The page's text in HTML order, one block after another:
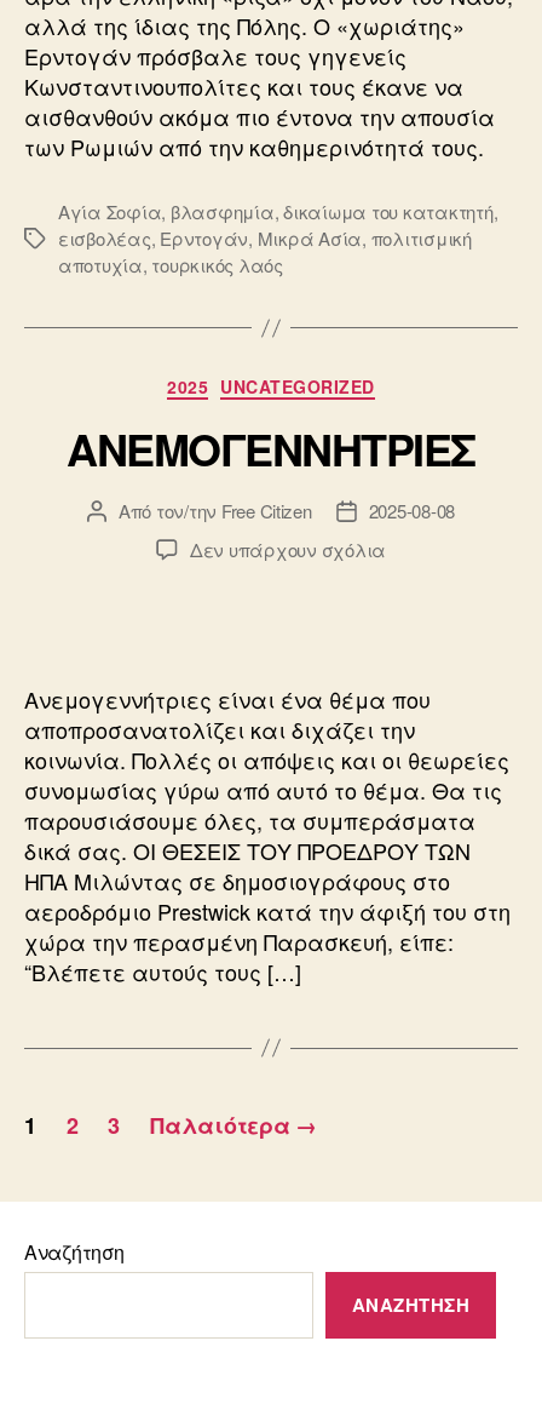
αλλά της ίδιας της Πόλης. Ο «χωριάτης»
Ερντογάν πρόσβαλε τους γηγενείς
Κωνσταντινουπολίτες και τους έκανε να
αισθανθούν ακόμα πιο έντονα την απουσία
των Ρωμιών από την καθημερινότητά τους.
Ετικέτες
Αγία Σοφία, βλασφημία,δικαίωμα του κατακτητή,
εισβολέας, Ερντογάν, Μικρά Ασία, πολιτισμική
αποτυχία, τουρκικός λαός
Κατηγορίες
2025 UNCATEGORIZED
ΑΝΕΜΟΓΕΝΝΗΤΡΙΕΣ
Συντάκτης
άρθρου
Από τον/την Free Citizen
Ημ.
δημοσίευσης
2025-08-08
Δεν υπάρχουν σχόλια
Ανεμογεννήτριες είναι ένα θέμα που
αποπροσανατολίζει και διχάζει την
κοινωνία. Πολλές οι απόψεις και οι θεωρείες
συνομωσίας γύρω από αυτό το θέμα. Θα τις
παρουσιάσουμε όλες, τα συμπεράσματα
δικά σας. ΟΙ ΘΕΣΕΙΣ ΤΟΥ ΠΡΟΕΔΡΟΥ ΤΩΝ
ΗΠΑ Μιλώντας σε δημοσιογράφους στο
αεροδρόμιο Prestwick κατά την άφιξή του στη
χώρα την περασμένη Παρασκευή, είπε:
“Βλέπετε αυτούς τους […]
Σελιδοποίηση
1 2 3 Παλαιότερα →
Αναζήτηση
ΑΝΑΖΉΤΗΣΗ